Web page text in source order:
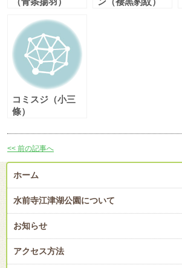
コミスジ（小三
條）
<< 前の記事へ
ホーム
水前寺江津湖公園について
お知らせ
アクセス方法